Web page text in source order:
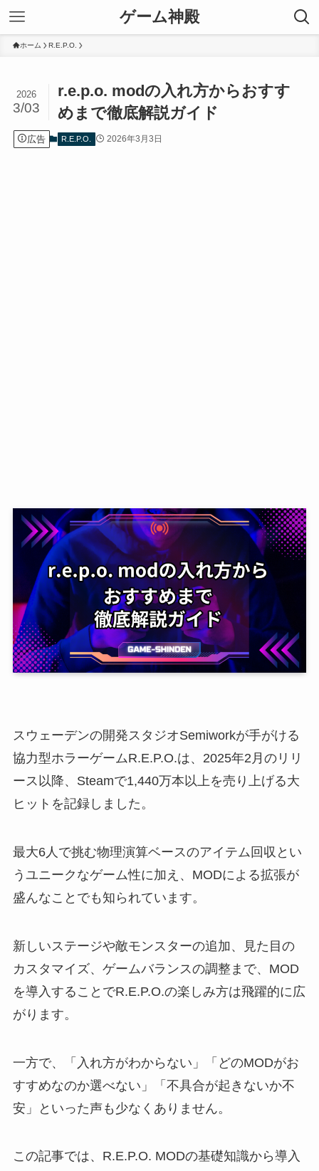
ゲーム神殿
ホーム R.E.P.O.
r.e.p.o. modの入れ方からおすす
めまで徹底解説ガイド
2026
3/03
広告 R.E.P.O. 2026年3月3日
スウェーデンの開発スタジオSemiworkが手がける
協力型ホラーゲームR.E.P.O.は、2025年2月のリリ
ース以降、Steamで1,440万本以上を売り上げる大
ヒットを記録しました。
最大6人で挑む物理演算ベースのアイテム回収とい
うユニークなゲーム性に加え、MODによる拡張が
盛んなことでも知られています。
新しいステージや敵モンスターの追加、見た目の
カスタマイズ、ゲームバランスの調整まで、MOD
を導入することでR.E.P.O.の楽しみ方は飛躍的に広
がります。
一方で、「入れ方がわからない」「どのMODがお
すすめなのか選べない」「不具合が起きないか不
安」といった声も少なくありません。
この記事では、R.E.P.O. MODの基礎知識から導入